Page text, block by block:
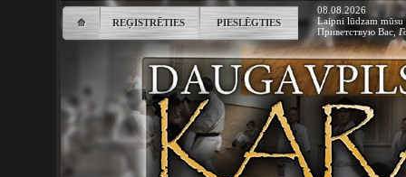
⟰ REĢISTRĒTIES PIESLĒGTIES
08.08.2026
Laipni lūdzam mūsu
Приветствую Вас ,